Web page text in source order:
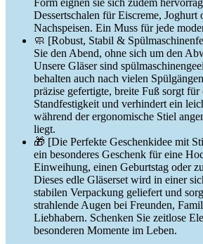
Form eignen sie sich zudem
Dessertschalen für Eiscreme, Joghurt
Nachspeisen. Ein Muss für jede
🧼 [Robust, Stabil &
Sie den Abend, ohne sich um den
Unsere Gläser sind
behalten auch nach vielen
präzise gefertigte, breite Fuß sorgt für
Standfestigkeit und verhindert ein
während der ergonomische Stiel
liegt.
🎁 [Die Perfekte Geschenkidee mit
ein besonderes Geschenk für eine
Einweihung, einen Geburtstag oder
Dieses edle Gläserset wird in einer
stabilen Verpackung geliefert und
strahlende Augen bei Freunden,
Liebhabern. Schenken Sie zeitlose
besonderen Momente im Leben.